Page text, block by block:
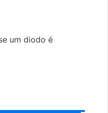
um diodo é